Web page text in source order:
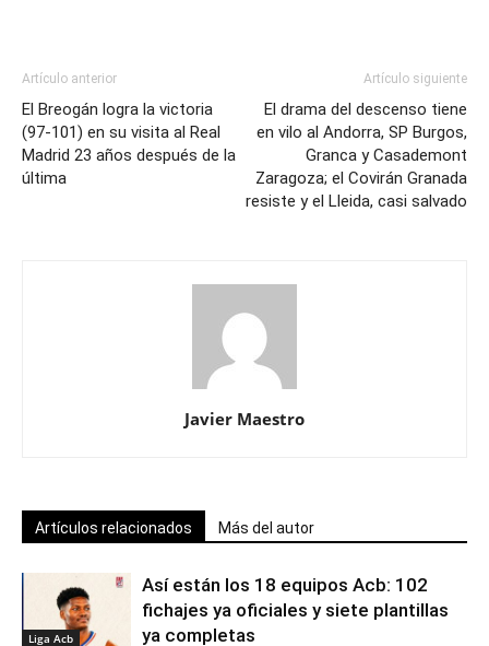
Artículo anterior
El Breogán logra la victoria
(97-101) en su visita al Real
Madrid 23 años después de la
última
Artículo siguiente
El drama del descenso tiene
en vilo al Andorra, SP Burgos,
Granca y Casademont
Zaragoza; el Covirán Granada
resiste y el Lleida, casi salvado
Javier Maestro
Artículos relacionados Más del autor
Liga Acb
Así están los 18 equipos Acb: 102
fichajes ya oficiales y siete plantillas
ya completas